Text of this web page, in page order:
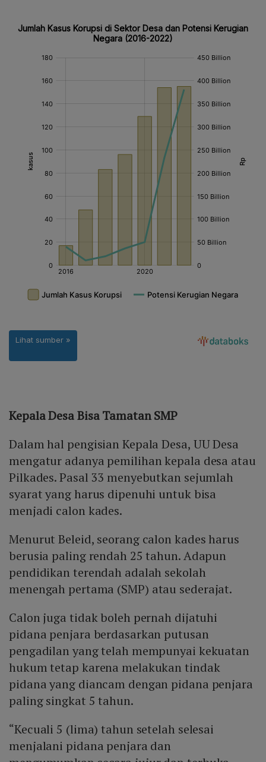
Kepala Desa Bisa Tamatan SMP
Dalam hal pengisian Kepala Desa, UU Desa
mengatur adanya pemilihan kepala desa atau
Pilkades. Pasal 33 menyebutkan sejumlah
syarat yang harus dipenuhi untuk bisa
menjadi calon kades.
Menurut Beleid, seorang calon kades harus
berusia paling rendah 25 tahun. Adapun
pendidikan terendah adalah sekolah
menengah pertama (SMP) atau sederajat.
Calon juga tidak boleh pernah dijatuhi
pidana penjara berdasarkan putusan
pengadilan yang telah mempunyai kekuatan
hukum tetap karena melakukan tindak
pidana yang diancam dengan pidana penjara
paling singkat 5 tahun.
“Kecuali 5 (lima) tahun setelah selesai
menjalani pidana penjara dan